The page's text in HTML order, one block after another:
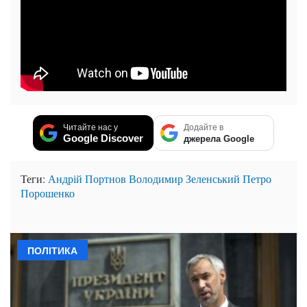
Читайте нас у
Google Discover
Додайте в
джерела Google
Теги: Андрій Портнов Володимир Зеленський Петро
Порошенко
ПОЛІТИКА